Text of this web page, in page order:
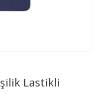
Lastikli